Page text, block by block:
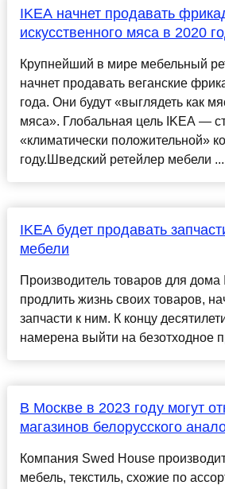
IKEA начнет продавать
искусственного мяса в 2020
Крупнейший в мире мебельный
начнет продавать веганские
года. Они будут «выглядеть как
мяса». Глобальная цель IKEA —
«климатически положительной»
году.Шведский ретейлер мебели ...
IKEA будет продавать
мебели
Производитель товаров для дома
продлить жизнь своих товаров,
запчасти к ним. К концу
намерена выйти на безотходное
В Москве в 2023 году могут
магазинов белорусского
Компания Swed House
мебель, текстиль, схожие по